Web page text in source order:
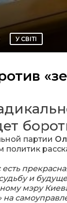
У СВІТІ
партии
политик
есть
и
мэру
на